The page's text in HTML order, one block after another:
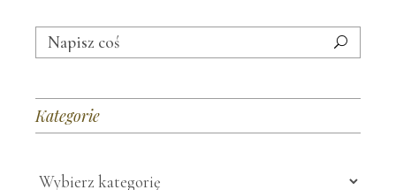
Search
for:
Kategorie